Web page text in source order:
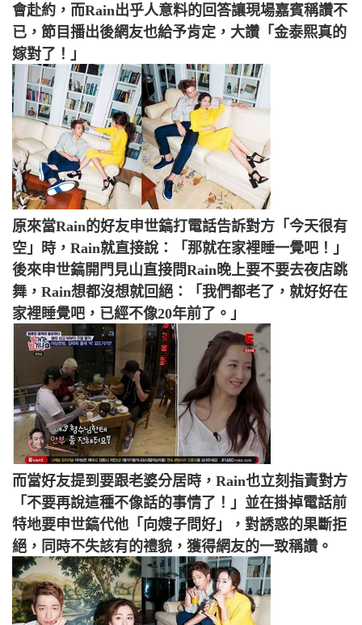
會赴約，而Rain出乎人意料的回答讓現場嘉賓稱讚不
已，節目播出後網友也給予肯定，大讚「金泰熙真的
嫁對了！」
原來當Rain的好友申世鎬打電話告訴對方「今天很有
空」時，Rain就直接說：「那就在家裡睡一覺吧！」
後來申世鎬開門見山直接問Rain晚上要不要去夜店跳
舞，Rain想都沒想就回絕：「我們都老了，就好好在
家裡睡覺吧，已經不像20年前了。」
而當好友提到要跟老婆分居時，Rain也立刻指責對方
「不要再說這種不像話的事情了！」並在掛掉電話前
特地要申世鎬代他「向嫂子問好」，對誘惑的果斷拒
絕，同時不失該有的禮貌，獲得網友的一致稱讚。